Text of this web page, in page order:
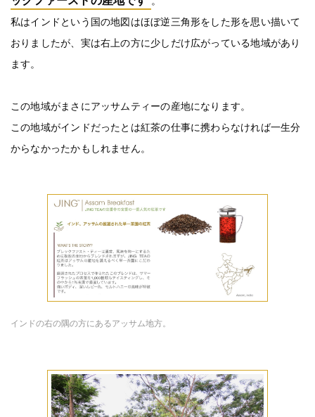
私はインドという国の地図はほぼ逆三角形をした形を思い描いて
おりましたが、実は右上の方に少しだけ広がっている地域があり
ます。
この地域がまさにアッサムティーの産地になります。
この地域がインドだったとは紅茶の仕事に携わらなければ一生分
からなかったかもしれません。
インドの右の隅の方にあるアッサム地方。